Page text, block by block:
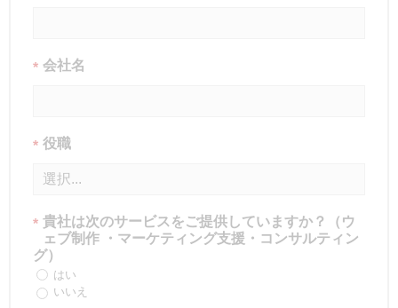
* 会社名
* 役職
* 貴社は次のサービスをご提供していますか？（ウ
ェブ制作 ・マーケティング支援・コンサルティン
グ）
はい
いいえ